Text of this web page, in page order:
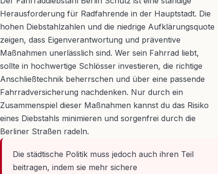
Herausforderung für Radfahrende in der Hauptstadt. Die
hohen Diebstahlzahlen und die niedrige Aufklärungsquote
zeigen, dass Eigenverantwortung und präventive
Maßnahmen unerlässlich sind. Wer sein Fahrrad liebt,
sollte in hochwertige Schlösser investieren, die richtige
Anschließtechnik beherrschen und über eine passende
Fahrradversicherung nachdenken. Nur durch ein
Zusammenspiel dieser Maßnahmen kannst du das Risiko
eines Diebstahls minimieren und sorgenfrei durch die
Berliner Straßen radeln.
Die städtische Politik muss jedoch auch ihren Teil
beitragen, indem sie mehr sichere